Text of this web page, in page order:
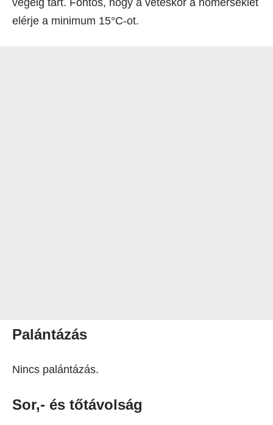
végéig tart. Fontos, hogy a vetéskor a hőmérséklet
elérje a minimum 15°C-ot.
Palántázás
Nincs palántázás.
Sor,- és tőtávolság